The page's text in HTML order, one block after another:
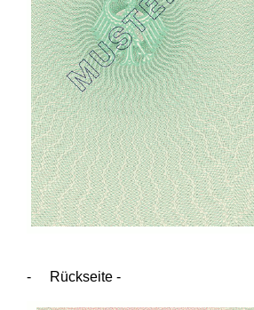
- Rückseite -